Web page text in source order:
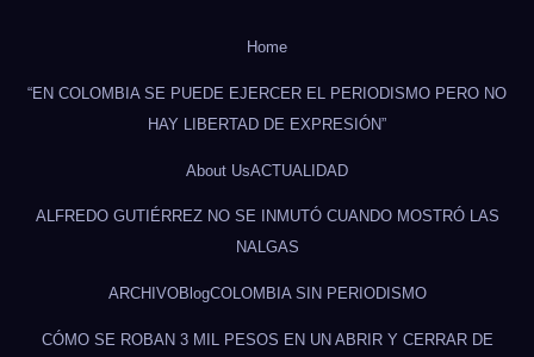
Home
“EN COLOMBIA SE PUEDE EJERCER EL PERIODISMO PERO NO
HAY LIBERTAD DE EXPRESIÓN”
About UsACTUALIDAD
ALFREDO GUTIÉRREZ NO SE INMUTÓ CUANDO MOSTRÓ LAS
NALGAS
ARCHIVOBlogCOLOMBIA SIN PERIODISMO
CÓMO SE ROBAN 3 MIL PESOS EN UN ABRIR Y CERRAR DE